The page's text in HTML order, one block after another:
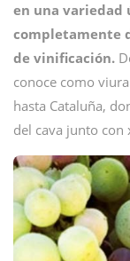
en una variedad
completamente
de vinificación.
conoce como
hasta Cataluña,
del cava junto con